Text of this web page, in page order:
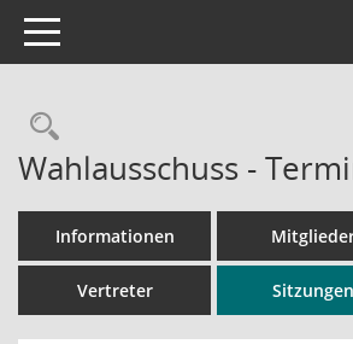
Toggle navigation
Rechercheauswahl
Wahlausschuss -
Informationen
Vertreter Sitzungen